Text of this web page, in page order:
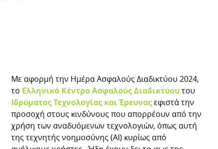
Με αφορμή την Ημέρα Ασφαλούς Διαδικτύου 2024,
το Ελληνικό Κέντρο Ασφαλούς Διαδικτύουτου
Ιδρύματος Τεχνολογίας και Έρευναςεφιστά την
προσοχή στους κινδύνους που απορρέουν από την
χρήση των αναδυόμενων τεχνολογιών, όπως αυτή
της τεχνητής νοημοσύνης (ΑΙ) κυρίως από